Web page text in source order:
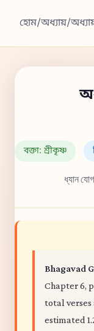
হোম/অধ্যায়/
বক্তা: শ্রীকৃষ্ণ
ধ্যান
Bhagavad
Chapter 6,
total verses
estimated